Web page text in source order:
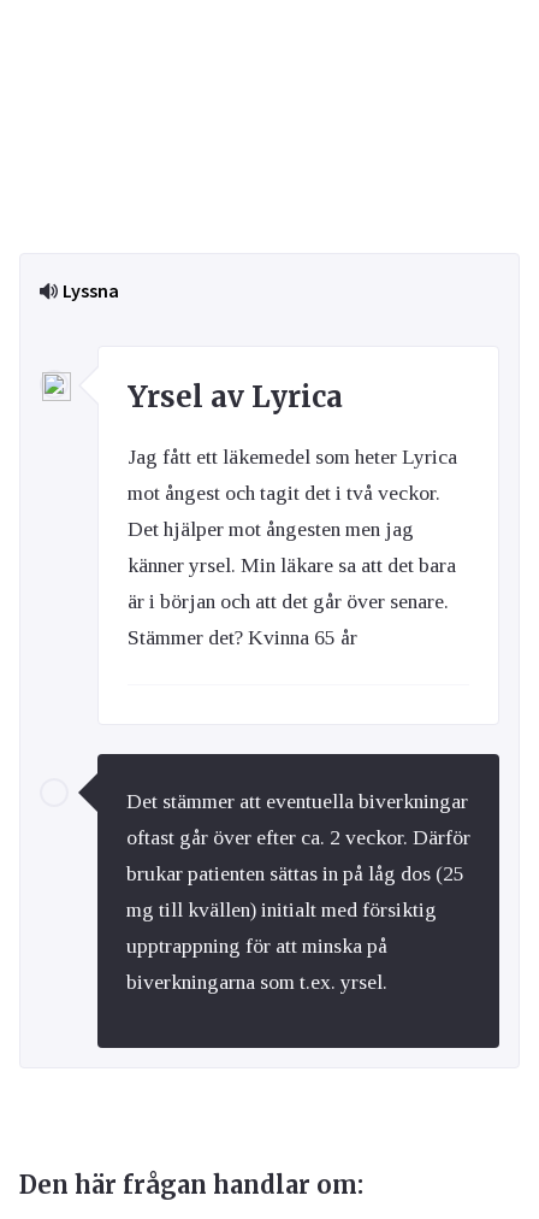
Lyssna
Yrsel av Lyrica
Jag fått ett läkemedel som heter Lyrica
mot ångest och tagit det i två veckor.
Det hjälper mot ångesten men jag
känner yrsel. Min läkare sa att det bara
är i början och att det går över senare.
Stämmer det? Kvinna 65 år
Det stämmer att eventuella biverkningar
oftast går över efter ca. 2 veckor. Därför
brukar patienten sättas in på låg dos (25
mg till kvällen) initialt med försiktig
upptrappning för att minska på
biverkningarna som t.ex. yrsel.
Den här frågan handlar om: